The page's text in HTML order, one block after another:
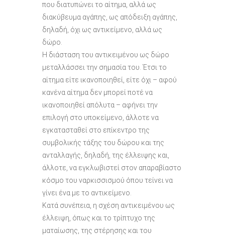
που διατυπώνει το αίτημα, αλλά ως
διακύβευμα αγάπης, ως απόδειξη αγάπης,
δηλαδή, όχι ως αντικείμενο, αλλά ως
δώρο.
Η διάσταση του αντικειμένου ως δώρο
μεταλλάσσει την σημασία του. Έτσι το
αίτημα είτε ικανοποιηθεί, είτε όχι – αφού
κανένα αίτημα δεν μπορεί ποτέ να
ικανοποιηθεί απόλυτα – αφήνει την
επιλογή στο υποκείμενο, άλλοτε να
εγκατασταθεί στο επίκεντρο της
συμβολικής τάξης του δώρου και της
ανταλλαγής, δηλαδή, της έλλειψης και,
άλλοτε, να εγκλωβιστεί στον απαραβίαστο
κόσμο του ναρκισσισμού όπου τείνει να
γίνει ένα με το αντικείμενο.
Κατά συνέπεια, η σχέση αντικειμένου ως
έλλειψη, όπως και το τρίπτυχο της
ματαίωσης, της στέρησης και του